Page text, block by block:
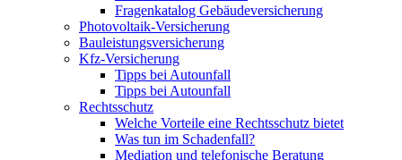
Fragenkatalog Gebäudeversicherung
Photovoltaik-Versicherung
Bauleistungsversicherung
Kfz-Versicherung
Tipps bei Autounfall
Tipps bei Autounfall
Rechtsschutz
Welche Vorteile eine Rechtsschutz bietet
Was tun im Schadenfall?
Mediation und telefonische Beratung